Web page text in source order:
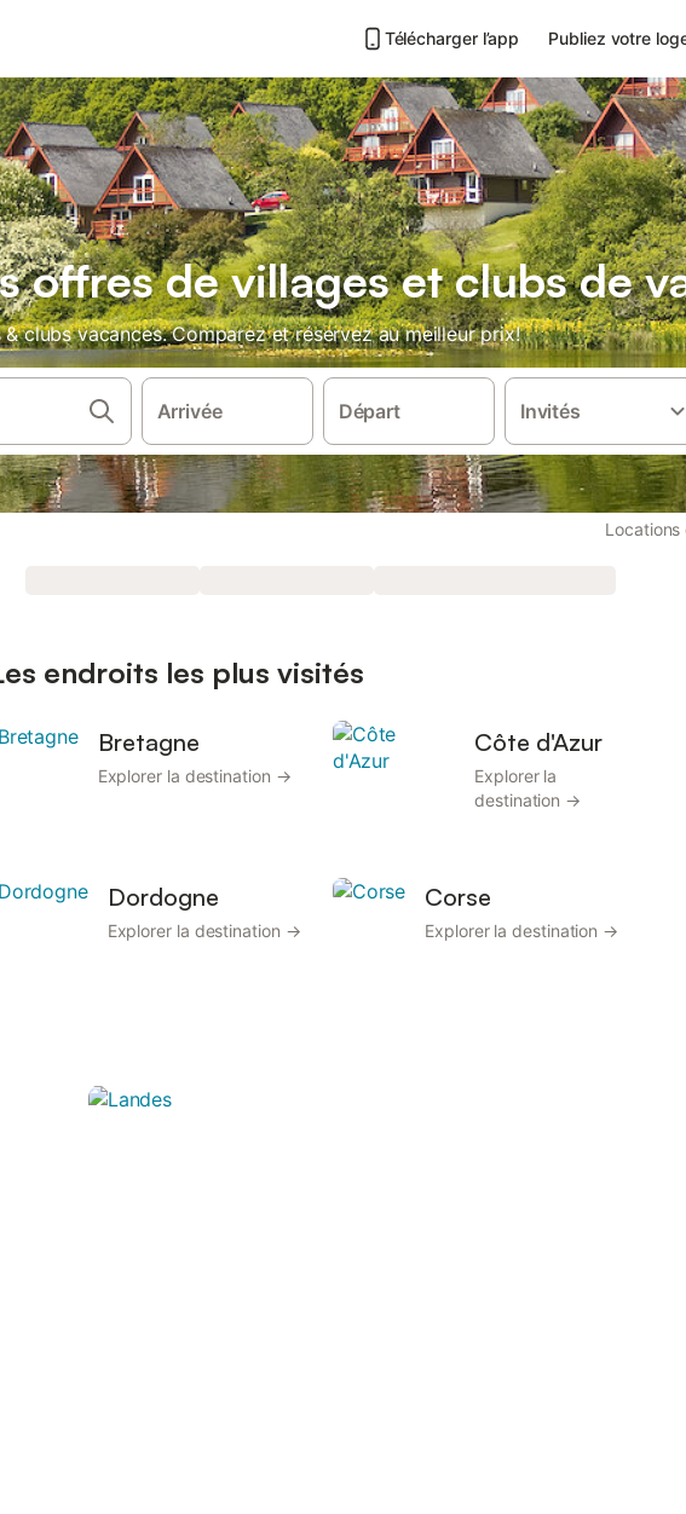
Télécharger l’app Publiez votre
offres de villages et clubs de
clubs vacances. Comparez et réservez au meilleur prix!
Arrivée Départ Invités
endroits les plus visités
Bretagne
Explorer la destination →
Côte d'Azur
Explorer la
destination →
Dordogne
Explorer la destination →
Corse
Explorer la destination →